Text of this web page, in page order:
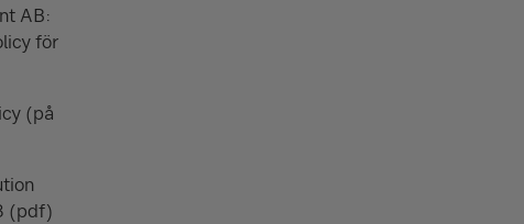
AB:
för
(på
(pdf)